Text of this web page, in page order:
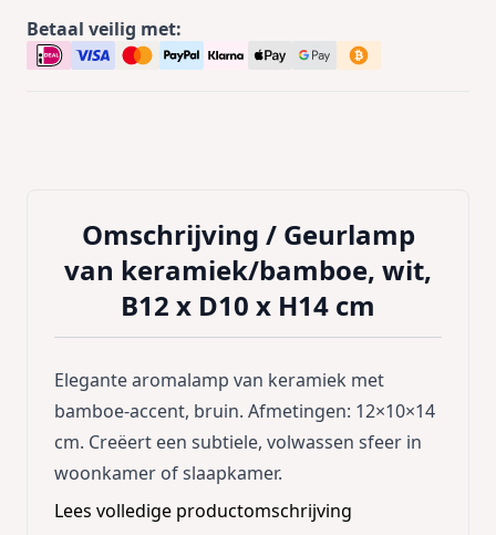
Betaal veilig met:
Omschrijving / Geurlamp
van keramiek/bamboe, wit,
B12 x D10 x H14 cm
Elegante aromalamp van keramiek met
bamboe-accent, bruin. Afmetingen: 12×10×14
cm. Creëert een subtiele, volwassen sfeer in
woonkamer of slaapkamer.
Lees volledige productomschrijving